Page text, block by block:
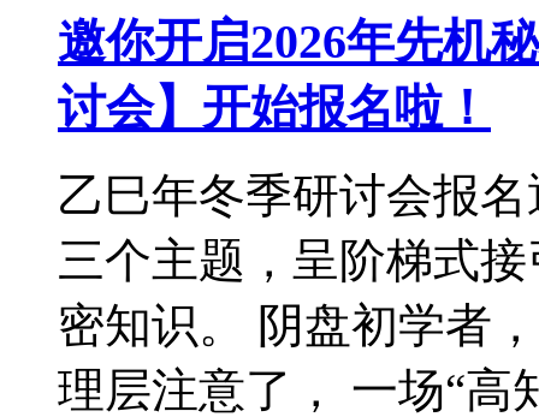
邀你开启2026年先机
讨会】开始报名啦！
乙巳年冬季研讨会报
三个主题，呈阶梯式
密知识。 阴盘初学者
理层注意了， 一场“高